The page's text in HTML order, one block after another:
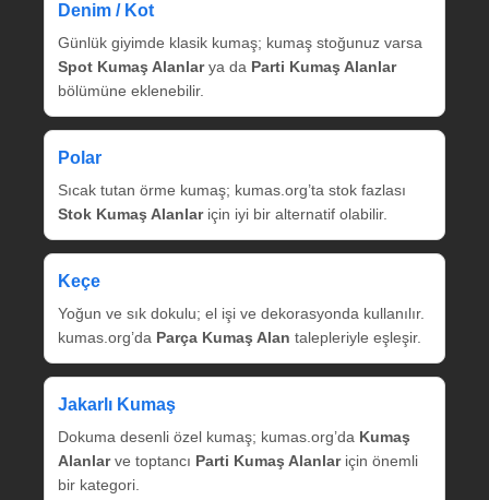
Denim / Kot
Günlük giyimde klasik kumaş; kumaş stoğunuz varsa
Spot Kumaş Alanlarya da Parti Kumaş Alanlar
bölümüne eklenebilir.
Polar
Sıcak tutan örme kumaş; kumas.org’ta stok fazlası
Stok Kumaş Alanlariçin iyi bir alternatif olabilir.
Keçe
Yoğun ve sık dokulu; el işi ve dekorasyonda kullanılır.
kumas.org’da Parça Kumaş Alan talepleriyle eşleşir.
Jakarlı Kumaş
Dokuma desenli özel kumaş; kumas.org’da Kumaş
Alanlarve toptancı Parti Kumaş Alanlariçin önemli
bir kategori.